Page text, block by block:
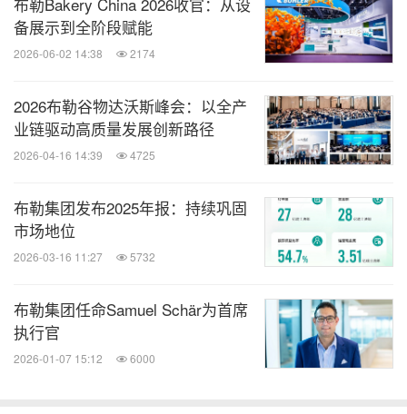
副总裁陈晓慧女士也指出，在当前社会快速发展的背
景下，寻求人与自然和谐共生的同时，保障人们享有
切实可行的解决方案，生物创新不仅有助于高效地获
取蛋白来源，同时能够改善食品的口感和品质，为食
陈晓慧女士进一步阐述道，食品在确保美味的同时，
实现可持续性发展，蛋白质的创新是解锁这一双重目
了设备供应商、食品原料创新者及下游客户的集体力
量，通过技术交流与融合，激发出了创新的火花。她
期待与IPIA成员携手，共同描绘食品行业的未来蓝
备展示到全阶段赋能
2026-06-02 14:38 2174
2026布勒谷物达沃斯峰会：以全产
业链驱动高质量发展创新路径
2026-04-16 14:39 4725
布勒集团发布2025年报：持续巩固
市场地位
2026-03-16 11:27 5732
布勒集团任命Samuel Schär为首席
执行官
2026-01-07 15:12 6000